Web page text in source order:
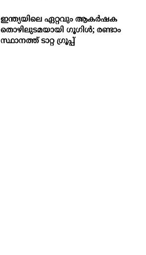
ഇന്ത്യയിലെ ഏറ്റവും ആകര്‍ഷക
തൊഴിലുടമയായി ഗൂഗിള്‍; രണ്ടാം
സ്ഥാനത്ത് ടാറ്റ ഗ്രൂപ്പ്